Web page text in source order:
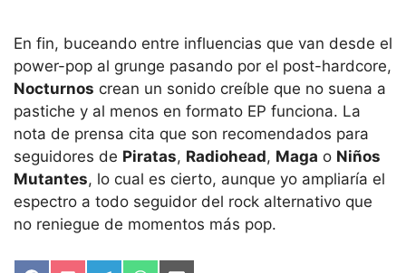
En fin, buceando entre influencias que van desde el
power-pop al grunge pasando por el post-hardcore,
Nocturnos crean un sonido creíble que no suena a
pastiche y al menos en formato EP funciona. La
nota de prensa cita que son recomendados para
seguidores de Piratas, Radiohead, Maga o Niños
Mutantes, lo cual es cierto, aunque yo ampliaría el
espectro a todo seguidor del rock alternativo que
no reniegue de momentos más pop.